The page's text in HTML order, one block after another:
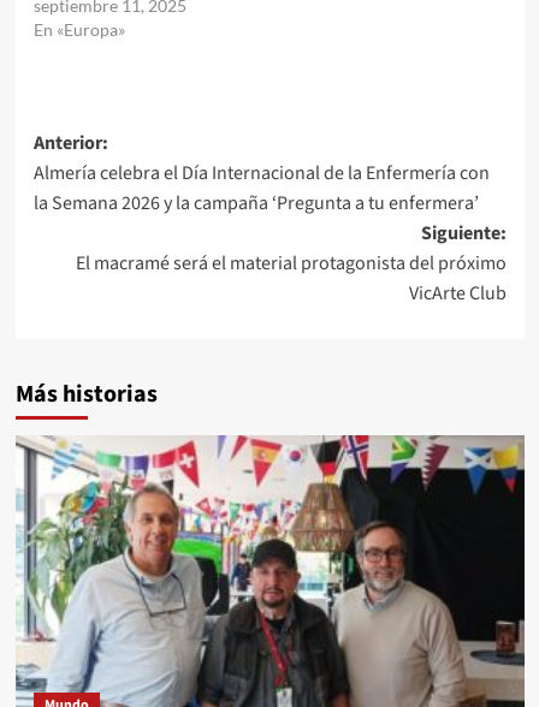
septiembre 11, 2025
En «Europa»
Navegación
de
entradas
Anterior:
Almería celebra el Día Internacional de la Enfermería con
la Semana 2026 y la campaña ‘Pregunta a tu enfermera’
Siguiente:
El macramé será el material protagonista del próximo
VicArte Club
Más historias